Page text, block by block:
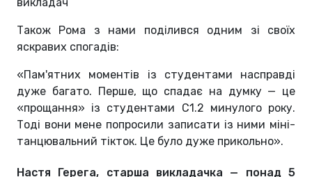
Також Рома з нами поділився одним зі своїх
яскравих спогадів:
«Пам'ятних моментів із студентами насправді
дуже багато. Перше, що спадає на думку — це
«прощання» із студентами С1.2 минулого року.
Тоді вони мене попросили записати із ними міні-
танцювальний тікток. Це було дуже прикольно».
Настя Герега, старша викладачка — понад 5